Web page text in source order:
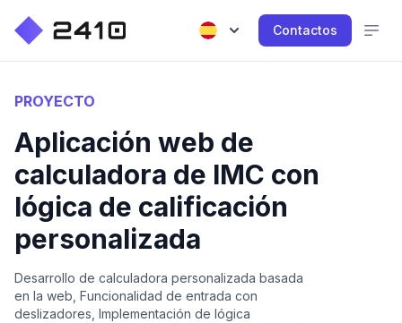
Contactos
PROYECTO
Aplicación web de
calculadora de IMC con
lógica de calificación
personalizada
Desarrollo de calculadora personalizada basada
en la web, Funcionalidad de entrada con
deslizadores, Implementación de lógica